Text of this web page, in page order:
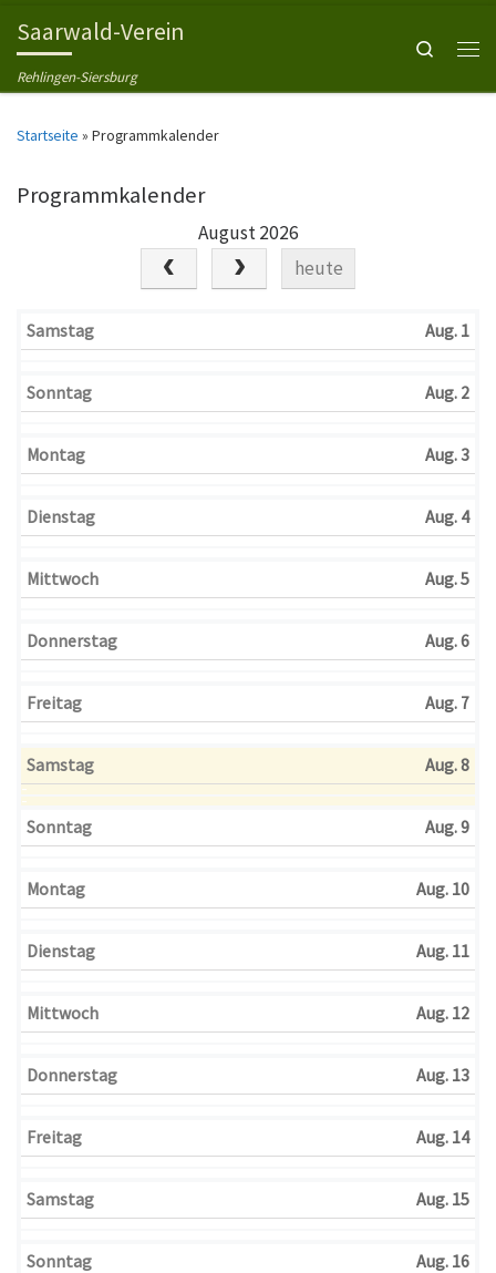
Zum Inhalt springen
Saarwald-Verein
Rehlingen-Siersburg
Search
Startseite » Programmkalender
Programmkalender
August 2026
heute
Samstag Aug. 1
Sonntag Aug. 2
Montag Aug. 3
Dienstag Aug. 4
Mittwoch Aug. 5
Donnerstag Aug. 6
Freitag Aug. 7
Samstag Aug. 8
Sonntag Aug. 9
Montag Aug. 10
Dienstag Aug. 11
Mittwoch Aug. 12
Donnerstag Aug. 13
Freitag Aug. 14
Samstag Aug. 15
Sonntag Aug. 16